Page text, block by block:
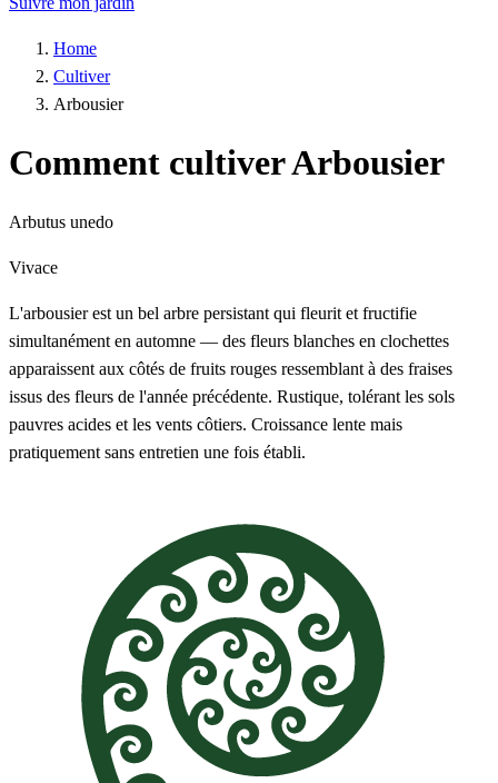
Home
Cultiver
Arbousier
Comment cultiver Arbousier
Arbutus unedo
Vivace
L'arbousier est un bel arbre persistant qui fleurit et fructifie
simultanément en automne — des fleurs blanches en clochettes
apparaissent aux côtés de fruits rouges ressemblant à des fraises
issus des fleurs de l'année précédente. Rustique, tolérant les sols
pauvres acides et les vents côtiers. Croissance lente mais
pratiquement sans entretien une fois établi.